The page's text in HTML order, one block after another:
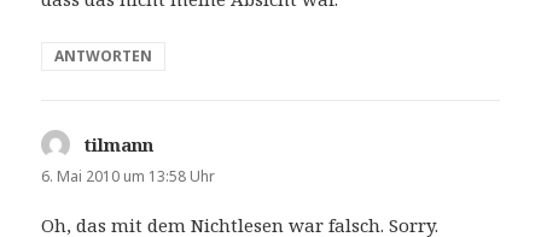
ANTWORTEN
tilmann
6. Mai 2010 um 13:58 Uhr
Oh, das mit dem Nichtlesen war falsch. Sorry.